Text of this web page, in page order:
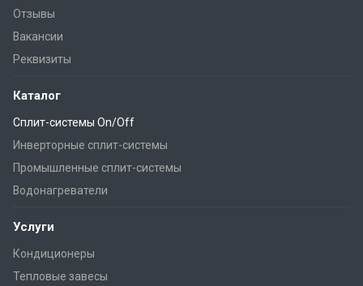
Отзывы
Вакансии
Реквизиты
Каталог
Сплит-системы On/Off
Инверторные сплит-системы
Промышленные сплит-системы
Водонагреватели
Услуги
Кондиционеры
Тепловые завесы